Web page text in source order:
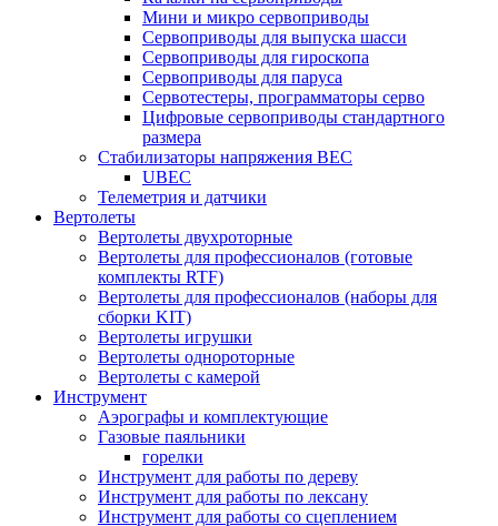
Мини и микро сервоприводы
Сервоприводы для выпуска шасси
Сервоприводы для гироскопа
Сервоприводы для паруса
Сервотестеры, программаторы серво
Цифровые сервоприводы стандартного
размера
Стабилизаторы напряжения BEC
UBEC
Телеметрия и датчики
Вертолеты
Вертолеты двухроторные
Вертолеты для профессионалов (готовые
комплекты RTF)
Вертолеты для профессионалов (наборы для
сборки KIT)
Вертолеты игрушки
Вертолеты однороторные
Вертолеты с камерой
Инструмент
Аэрографы и комплектующие
Газовые паяльники
горелки
Инструмент для работы по дереву
Инструмент для работы по лексану
Инструмент для работы со сцеплением